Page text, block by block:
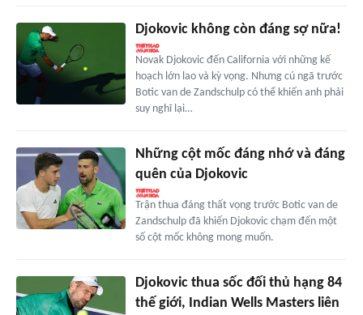
Djokovic không còn đáng sợ nữa!
Novak Djokovic đến California với những kế
hoạch lớn lao và kỳ vọng. Nhưng cú ngã trước
Botic van de Zandschulp có thể khiến anh phải
suy nghĩ lại…
Những cột mốc đáng nhớ và đáng
quên của Djokovic
Trận thua đáng thất vọng trước Botic van de
Zandschulp đã khiến Djokovic chạm đến một
số cột mốc không mong muốn.
Djokovic thua sốc đối thủ hạng 84
thế giới, Indian Wells Masters liên